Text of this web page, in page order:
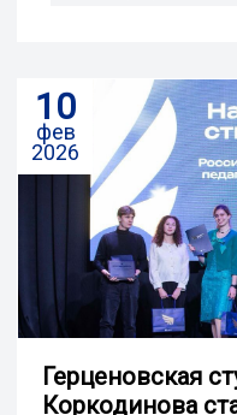
10
фев
2026
Герценовская
Коркодинова